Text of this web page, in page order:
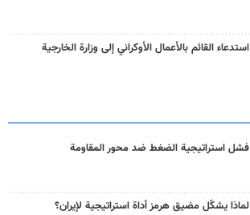
استدعاء القائم بالأعمال الأوكراني إلى وزارة الخارجية
فشل استراتيجية الضغط ضد محور المقاومة
لماذا يشكّل مضيق هرمز أداة استراتيجية لإيران؟